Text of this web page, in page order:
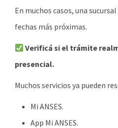
En muchos casos, una
fechas más próximas.
Verificá si el trámite
presencial.
Muchos servicios ya pueden
Mi ANSES.
App Mi ANSES.